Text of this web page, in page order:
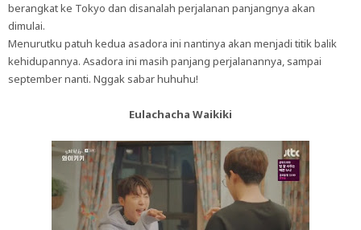
berangkat ke Tokyo dan disanalah perjalanan panjangnya akan
dimulai.
Menurutku patuh kedua asadora ini nantinya akan menjadi titik balik
kehidupannya. Asadora ini masih panjang perjalanannya, sampai
september nanti. Nggak sabar huhuhu!
Eulachacha Waikiki